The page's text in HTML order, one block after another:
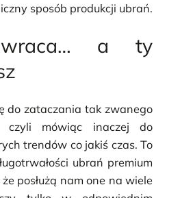
sposób produkcji ubrań.
a ty
do zataczania tak zwanego
czyli mówiąc inaczej do
trendów co jakiś czas. To
ubrań premium
posłużą nam one na wiele